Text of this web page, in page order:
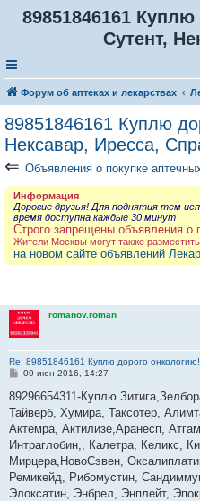
89851846161
Сутент,
Форум об аптеках и лекарствах
89851846161 Куплю
Нексавар, Иресса,
⇐ Объявления о покупке
Информация
Дорогие друзья! Для поднятия тем
время доступна каждые 30 минут
Строго запрещены объявления о
Жители Москвы могут также
на новом сайте объявлений
romanov.roman
Re: 89851846161 Куплю дорого
С
о
щ
е
и
е
09 июн 2016, 14:27
89296654311-Куплю
Тайверб, Хумира, Таксотер,
Актемра, Актилизе,Аранесп,
Интраглобин,, Калетра, Келикс,
Мирцера,НовоСэвен,
Ремикейд, Рибомустин,
Элоксатин, Энбрел, Энплейт,